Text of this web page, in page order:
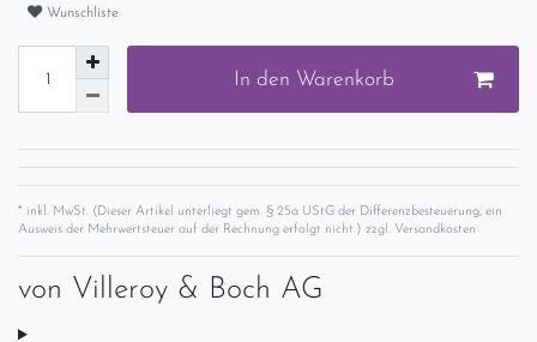
Wunschliste
In den Warenkorb
* inkl. MwSt. (Dieser Artikel unterliegt gem. § 25a UStG der Differenzbesteuerung, ein
Ausweis der Mehrwertsteuer auf der Rechnung erfolgt nicht.) zzgl. Versandkosten
von Villeroy & Boch AG